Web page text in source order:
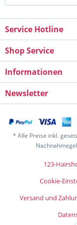
Service Hotline
Shop Service
Informationen
Newsletter
* Alle Preise inkl.
123-
Cookie-
Versand und